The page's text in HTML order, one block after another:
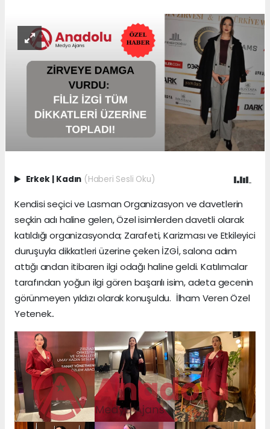
Erkek | Kadın (Haberi Sesli Oku)
Kendisi seçici ve Lasman Organizasyon ve davetlerin
seçkin adı haline gelen, Özel isimlerden davetli olarak
katıldığı organizasyonda; Zarafeti, Karizması ve Etkileyici
duruşuyla dikkatleri üzerine çeken İZGİ, salona adım
attığı andan itibaren ilgi odağı haline geldi. Katılımcılar
tarafından yoğun ilgi gören başarılı isim, adeta gecenin
görünmeyen yıldızı olarak konuşuldu. İlham Veren Özel
Yetenek..